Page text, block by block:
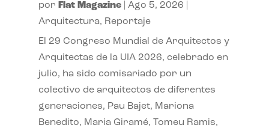
por Flat Magazine| Ago 5, 2026
Arquitectura, Reportaje
El 29 Congreso Mundial de Arquitectos y
Arquitectas de la UIA 2026, celebrado en
julio, ha sido comisariado por un
colectivo de arquitectos de diferentes
generaciones, Pau Bajet, Mariona
Benedito, Maria Giramé, Tomeu Ramis,